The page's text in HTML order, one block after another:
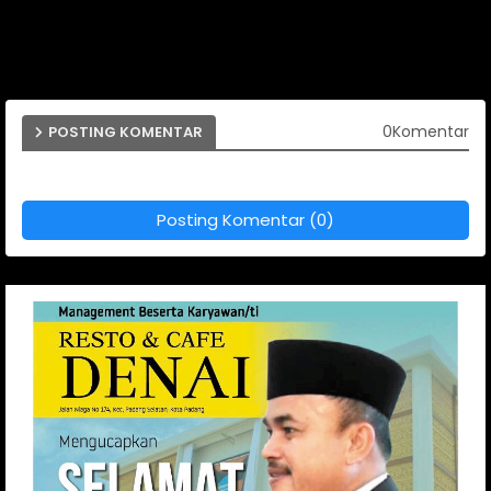
POSTING KOMENTAR 0Komentar
Posting Komentar (0)